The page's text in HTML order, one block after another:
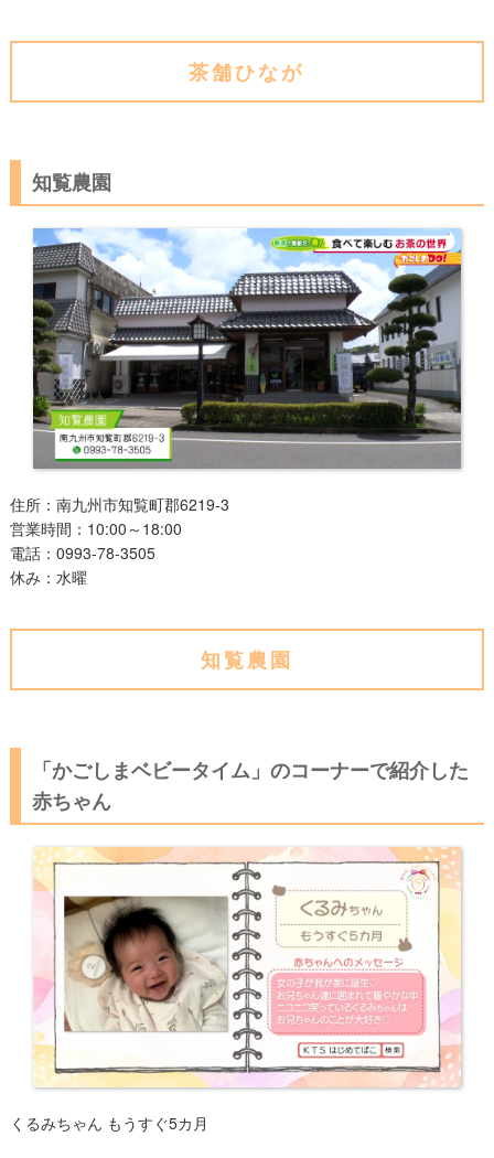
茶舗ひなが
知覧農園
住所：南九州市知覧町郡6219-3
営業時間：10:00～18:00
電話：0993-78-3505
休み：水曜
知覧農園
「かごしまベビータイム」のコーナーで紹介した
赤ちゃん
くるみちゃん もうすぐ5カ月